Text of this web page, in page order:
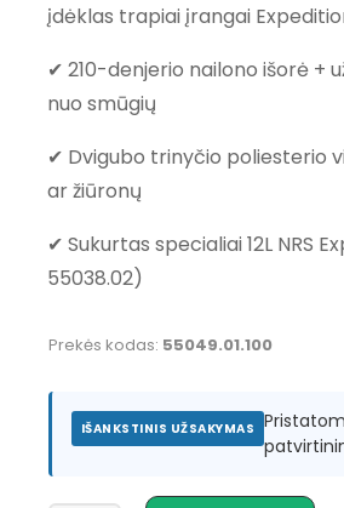
įdėklas trapiai įrangai
✔ 210-denjerio nailono išorė +
nuo smūgių
✔ Dvigubo trinyčio poliesterio
ar žiūronų
✔ Sukurtas specialiai 12L NRS
55038.02)
Prekės kodas: 55049.01.100
IŠANKSTINIS UŽSAKYMAS